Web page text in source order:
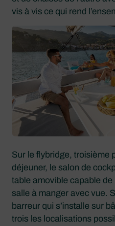
vis à vis ce qui rend
Sur le flybridge, troisième
déjeuner, le salon de
table amovible capable
salle à manger avec vue.
barreur qui s’installe sur
trois les localisations